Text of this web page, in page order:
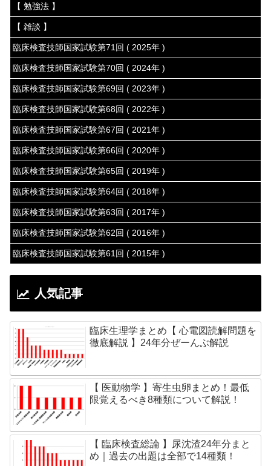
【 勉強法 】
【 雑談 】
臨床検査技師国家試験第71回 ( 2025年 )
臨床検査技師国家試験第70回 ( 2024年 )
臨床検査技師国家試験第69回 ( 2023年 )
臨床検査技師国家試験第68回 ( 2022年 )
臨床検査技師国家試験第67回 ( 2021年 )
臨床検査技師国家試験第66回 ( 2020年 )
臨床検査技師国家試験第65回 ( 2019年 )
臨床検査技師国家試験第64回 ( 2018年 )
臨床検査技師国家試験第63回 ( 2017年 )
臨床検査技師国家試験第62回 ( 2016年 )
臨床検査技師国家試験第61回 ( 2015年 )
人気記事
臨床生理学まとめ【 心電図読解問題を
徹底解説 】24年分ぜーんぶ解説
【 医動物学 】寄生虫卵まとめ！最低
限覚えるべき8種類について解説！
【 臨床検査総論 】尿沈渣24年分まと
め｜過去の出題は全部で14種類！